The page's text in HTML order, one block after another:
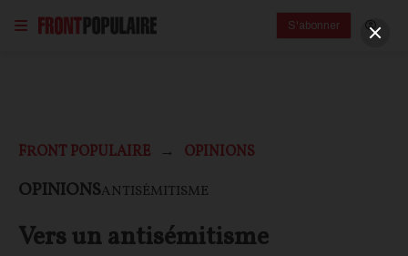
S'abonner
FRONT POPULAIRE OPINIONS
OPINIONSANTISÉMITISME
Vers un antisémitisme